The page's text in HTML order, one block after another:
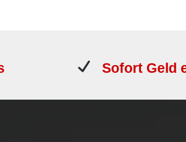
Sofort Geld